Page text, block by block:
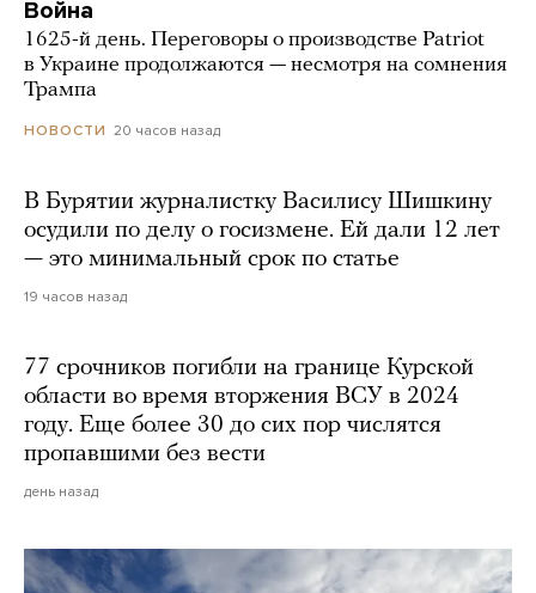
Война
1625-й день. Переговоры о производстве Patriot
в Украине продолжаются — несмотря на сомнения
Трампа
НОВОСТИ 20 часов назад
В Бурятии журналистку Василису Шишкину
осудили по делу о госизмене. Ей дали 12 лет
— это минимальный срок по статье
19 часов назад
77 срочников погибли на границе Курской
области во время вторжения ВСУ в 2024
году. Еще более 30 до сих пор числятся
пропавшими без вести
день назад